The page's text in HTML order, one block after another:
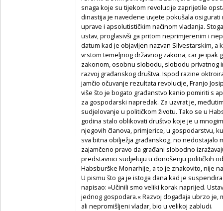
snaga koje su tijekom revolucije zaprijetile
dinastija je navedene uvjete pokušala
uprave i apsolutističkim načinom vladanja.
ustav, proglasivši ga pritom neprimjerenim i
datum kad je objavljen nazvan Silvestarskim,
vrstom temeljnog državnog zakona, car je ipak
zakonom, osobnu slobodu, slobodu privatnog
razvoj građanskog društva. Ispod razine
jamčio očuvanje rezultata revolucije, Franjo
više što je bogato građanstvo kanio pomiriti s
za gospodarski napredak. Za uzvrat je,
sudjelovanje u političkom životu. Tako se u
godina stalo oblikovati društvo koje je u
njegovih članova, primjerice, u gospodarstvu,
sva bitna obilježja građanskog, no nedostajalo
zajamčeno pravo da građani slobodno
predstavnici sudjeluju u donošenju političkih
Habsburške Monarhije, a to je znakovito, nije
U pismu što ga je istoga dana kad je
napisao: »Učinili smo veliki korak naprijed.
jednog gospodara.« Razvoj događaja ubrzo je,
ali nepromišljeni vladar, bio u velikoj zabludi.